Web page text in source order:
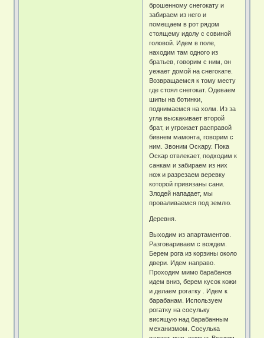
брошенному снегокату и
забираем из него и
помещаем в рот рядом
стоящему идолу с совиной
головой. Идем в поле,
находим там одного из
братьев, говорим с ним, он
уежает домой на снегокате.
Возвращаемся к тому месту
где стоял снегокат. Одеваем
шипы на ботинки,
поднимаемся на холм. Из за
угла выскакивает второй
брат, и угрожает расправой
бивнем мамонта, говорим с
ним. Звоним Оскару. Пока
Оскар отвлекает, подходим к
санкам и забираем из них
нож и разрезаем веревку
которой привязаны сани.
Злодей нападает, мы
проваливаемся под землю.
Деревня.
Выходим из апартаментов.
Разговариваем с вождем.
Берем рога из корзины около
двери. Идем направо.
Проходим мимо барабанов
идем вниз, берем кусок кожи
и делаем рогатку . Идем к
барабанам. Используем
рогатку на сосульку
висящую над барабанным
механизмом. Сосулька